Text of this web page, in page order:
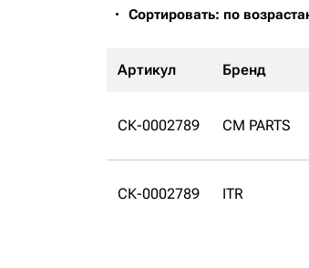
Сортировать: по
Артикул Бренд
СК-0002789 CM PARTS
СК-0002789 ITR